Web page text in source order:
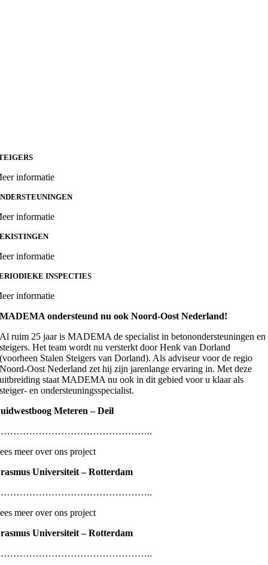
informatie
informatie
informatie
INSPECTIES
informatie
MADEMA ondersteund nu ook Noord-Oost Nederland!
Al ruim 25 jaar is MADEMA de specialist in betonondersteuningen en
steigers. Het team wordt nu versterkt door Henk van Dorland
(voorheen Stalen Steigers van Dorland). Als adviseur voor de regio
Noord-Oost Nederland zet hij zijn jarenlange ervaring in. Met deze
uitbreiding staat MADEMA nu ook in dit gebied voor u klaar als
steiger- en ondersteuningsspecialist.
Meteren – Deil
meer over ons project
Universiteit – Rotterdam
meer over ons project
Universiteit – Rotterdam